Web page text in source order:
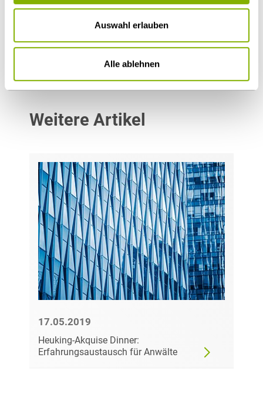
Auswahl erlauben
Alle ablehnen
Weitere Artikel
17.05.2019
Heuking-Akquise Dinner:
Erfahrungsaustausch für Anwälte